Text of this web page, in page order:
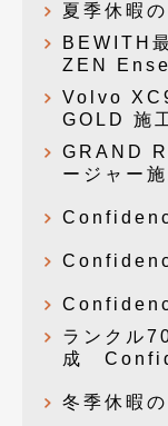
夏季休暇
BEWITH
ZEN
Volvo
GOLD 施
GRAND
ージャー施
ランクル
成
冬季休暇